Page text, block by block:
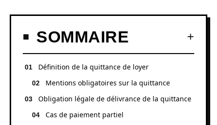
SOMMAIRE
Définition de la quittance de loyer
Mentions obligatoires sur la quittance
Obligation légale de délivrance de la quittance
Cas de paiement partiel